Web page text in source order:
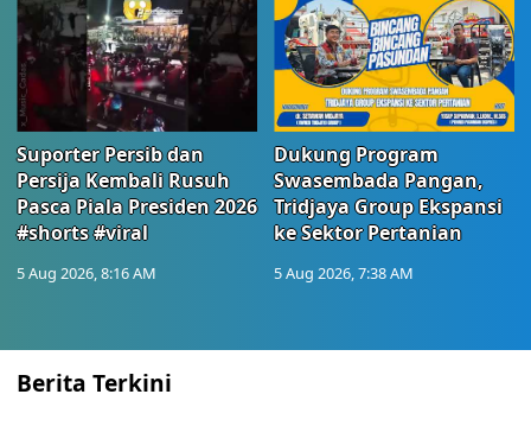
Suporter Persib dan
Persija Kembali Rusuh
Pasca Piala Presiden 2026
#shorts #viral
5 Aug 2026, 8:16 AM
Dukung Program
Swasembada Pangan,
Tridjaya Group Ekspansi
ke Sektor Pertanian
5 Aug 2026, 7:38 AM
Berita Terkini